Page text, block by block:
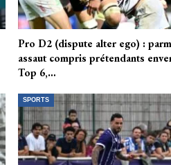
Pro D2 (dispute alter ego) :
assaut compris prétendants
Top 6,…
SPORTS